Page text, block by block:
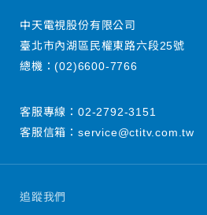
追蹤我們
中天電視股份有限公司
臺北市內湖區民權東路六段25號
總機：(02)6600-7766
客服專線： 02-2792-3151
客服信箱： service@ctitv.com.tw